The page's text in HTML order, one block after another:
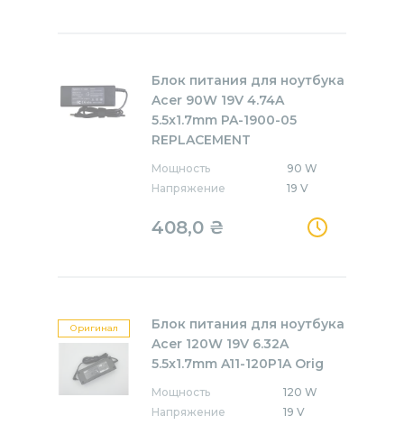
Блок питания для ноутбука
Acer 90W 19V 4.74A
5.5x1.7mm PA-1900-05
REPLACEMENT
Мощность
90 W
Напряжение
19 V
408,0 ₴
Оригинал
Блок питания для ноутбука
Acer 120W 19V 6.32A
5.5x1.7mm A11-120P1A Orig
Мощность
120 W
Напряжение
19 V